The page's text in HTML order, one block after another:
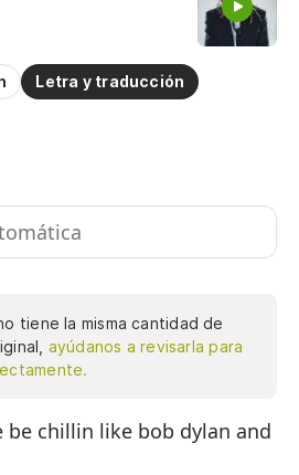
Letra y traducción
tiene la misma cantidad de
ayúdanos a revisarla para
be chillin like bob dylan and